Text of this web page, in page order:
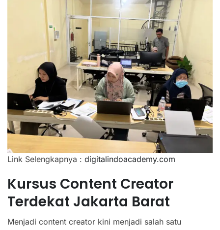
Link Selengkapnya : digitalindoacademy.com
Kursus Content Creator
Terdekat Jakarta Barat
Menjadi content creator kini menjadi salah satu